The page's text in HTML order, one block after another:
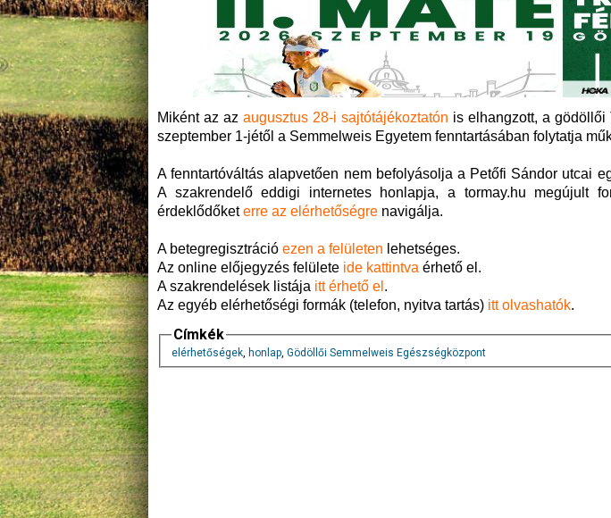
Miként az az augusztus 28-i sajtótájékoztatón is elhangzott, a gödöllői
szeptember 1-jétől a Semmelweis Egyetem fenntartásában folytatja
A fenntartóváltás alapvetően nem befolyásolja a Petőfi Sándor utcai
A szakrendelő eddigi internetes honlapja, a tormay.hu megújult
érdeklődőketerre az elérhetőségre navigálja.
A betegregisztráció ezen a felületen lehetséges.
Az online előjegyzés felülete ide kattintva érhető el.
A szakrendelések listája itt érhető el .
Az egyéb elérhetőségi formák (telefon, nyitva tartás) itt olvashatók.
Címkék
elérhetőségek, honlap, Gödöllői Semmelweis Egészségközpont